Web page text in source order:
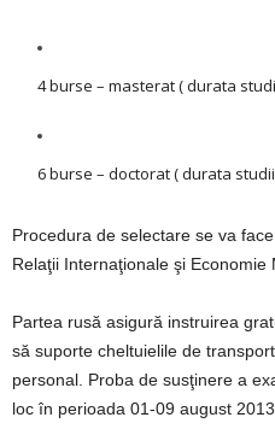
4 burse – masterat ( durata
6 burse – doctorat ( durata
Procedura de selectare se va
Relaţii Internaţionale şi Economie
Partea rusă asigură instruirea
să suporte cheltuielile de
personal. Proba de susţinere a
loc în perioada 01-09 august